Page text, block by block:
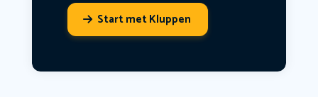
Start met Kluppen